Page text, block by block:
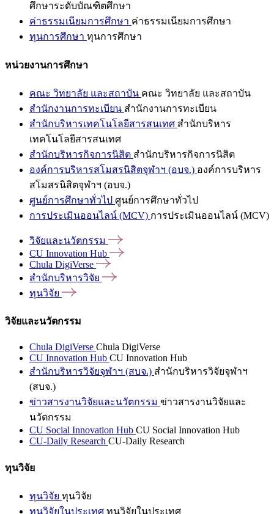
ศึกษาระดับบัณฑิตศึกษา
ค่าธรรมเนียมการศึกษา ค่าธรรมเนียมการศึกษา
ทุนการศึกษา ทุนการศึกษา
หน่วยงานการศึกษา
คณะ วิทยาลัย และสถาบัน คณะ วิทยาลัย และสถาบัน
สำนักงานการทะเบียน สำนักงานการทะเบียน
สำนักบริหารเทคโนโลยีสารสนเทศ สำนักบริหาร
เทคโนโลยีสารสนเทศ
สำนักบริหารกิจการนิสิต สำนักบริหารกิจการนิสิต
องค์การบริหารสโมสรนิสิตจุฬาฯ (อบจ.) องค์การบริหาร
สโมสรนิสิตจุฬาฯ (อบจ.)
ศูนย์การศึกษาทั่วไป ศูนย์การศึกษาทั่วไป
การประเมินออนไลน์ (MCV) การประเมินออนไลน์ (MCV)
วิจัยและนวัตกรรม
CU Innovation Hub
Chula DigiVerse
สำนักบริหารวิจัย
ทุนวิจัย
วิจัยและนวัตกรรม
Chula DigiVerse Chula DigiVerse
CU Innovation Hub CU Innovation Hub
สำนักบริหารวิจัยจุฬาฯ (สบจ.) สำนักบริหารวิจัยจุฬาฯ
(สบจ.)
ข่าวสารงานวิจัยและนวัตกรรม ข่าวสารงานวิจัยและ
นวัตกรรม
CU Social Innovation Hub CU Social Innovation Hub
CU-Daily Research CU-Daily Research
ทุนวิจัย
ทุนวิจัย ทุนวิจัย
ทุนวิจัยในประเทศ ทุนวิจัยในประเทศ